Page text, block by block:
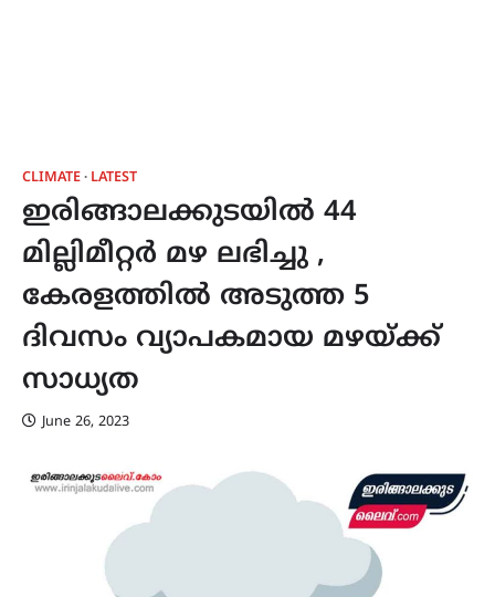
CLIMATE LATEST
ഇരിങ്ങാലക്കുടയിൽ 44
മില്ലിമീറ്റർ മഴ ലഭിച്ചു ,
കേരളത്തിൽ അടുത്ത 5
ദിവസം വ്യാപകമായ മഴയ്ക്ക്
സാധ്യത
June 26, 2023